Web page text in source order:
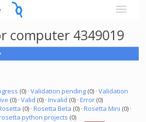
computer 4349019
(0) · Validation pending (0) · Validation
(0) · Valid (0) · Invalid (0) · Error (0)
(0) · Rosetta Beta (0) · Rosetta Mini (0) ·
python projects (0)